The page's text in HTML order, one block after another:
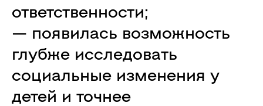
ответственности;
— появилась возможность
глубже исследовать
социальные изменения у
детей и точнее